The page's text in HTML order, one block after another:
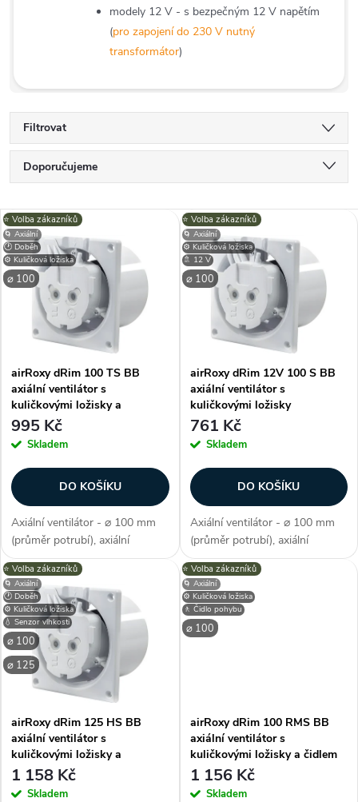
modely 12 V - s bezpečným 12 V napětím
(pro zapojení do 230 V nutný
transformátor)
Filtrovat
Ř
a
z
e
í
p
r
o
d
u
k
t
ů
Doporučujeme
Nejdražší
Nejprodávanější
Abecedně
V
ý
s
p
r
o
d
u
k
t
ů
🕐 Doběh
⚙️ Kuličková ložiska
⌀ 100
⭐️ Volba zákazníků
🌀 Axiální
airRoxy dRim 100 TS BB
axiální ventilátor s
kuličkovými ložisky a
časovým doběhem
995 Kč
Skladem
DO KOŠÍKU
Axiální ventilátor - ⌀ 100 mm
(průměr potrubí), axiální
konstrukce, průtok vzduchu 93
m3/h, příkon 8 W, napětí 230 V,
krytí IP X2, hlučnost 26 dB/A,
max. provozní teplota max....
⚙️ Kuličková ložiska
⌀ 100
⭐️ Volba zákazníků
🚿 12 V
🌀 Axiální
airRoxy dRim 12V 100 S BB
axiální ventilátor s
kuličkovými ložisky
761 Kč
Skladem
DO KOŠÍKU
Axiální ventilátor - ⌀ 100 mm
(průměr potrubí), axiální
konstrukce, průtok vzduchu 93
m3/h, příkon 8 W, napětí 12 V,
krytí IP X2, hlučnost 26 dB/A,
max. provozní teplota max. 40...
🕐 Doběh
⚙️ Kuličková ložiska
💧 Senzor vlhkosti
⌀ 100
⌀ 125
⭐️ Volba zákazníků
🌀 Axiální
airRoxy dRim 125 HS BB
axiální ventilátor s
kuličkovými ložisky a
hygrostatem
1 158 Kč
Skladem
⚙️ Kuličková ložiska
🚶 Čidlo pohybu
⌀ 100
⭐️ Volba zákazníků
🌀 Axiální
airRoxy dRim 100 RMS BB
axiální ventilátor s
kuličkovými ložisky a čidlem
pohybu
1 156 Kč
Skladem